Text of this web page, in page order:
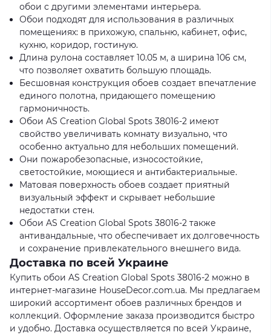
обои с другими элементами интерьера.
Обои подходят для использования в различных
помещениях: в прихожую, спальню, кабинет, офис,
кухню, коридор, гостиную.
Длина рулона составляет 10.05 м, а ширина 106 см,
что позволяет охватить большую площадь.
Бесшовная конструкция обоев создает впечатление
единого полотна, придающего помещению
гармоничность.
Обои AS Creation Global Spots 38016-2 имеют
свойство увеличивать комнату визуально, что
особенно актуально для небольших помещений.
Они пожаробезопасные, износостойкие,
светостойкие, моющиеся и антибактериальные.
Матовая поверхность обоев создает приятный
визуальный эффект и скрывает небольшие
недостатки стен.
Обои AS Creation Global Spots 38016-2 также
антивандальные, что обеспечивает их долговечность
и сохранение привлекательного внешнего вида.
Доставка по всей Украине
Купить обои AS Creation Global Spots 38016-2 можно в
интернет-магазине HouseDecor.com.ua. Мы предлагаем
широкий ассортимент обоев различных брендов и
коллекций. Оформление заказа производится быстро
и удобно. Доставка осуществляется по всей Украине,